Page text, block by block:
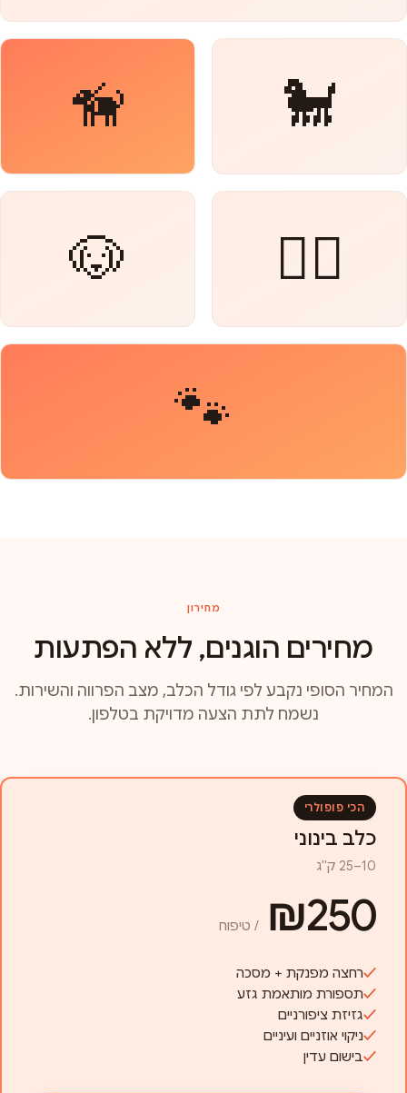
🐩
🦮
🐕‍🦺
🐶
🐾
מחירון
מחירים הוגנים, ללא הפתעות
המחיר הסופי נקבע לפי גודל הכלב, מצב הפרווה והשירות.
נשמח לתת הצעה מדויקת בטלפון.
הכי פופולרי
כלב בינוני
10–25 ק"ג
₪250 / טיפוח
רחצה מפנקת + מסכה
תספורת מותאמת גזע
גזיזת ציפורניים
ניקוי אוזניים ועיניים
בישום עדין